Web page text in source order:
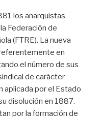
los anarquistas
Federación de
(FTRE). La nueva
en
el número de sus
de carácter
aplicada por el Estado
disolución en 1887.
por la formación de